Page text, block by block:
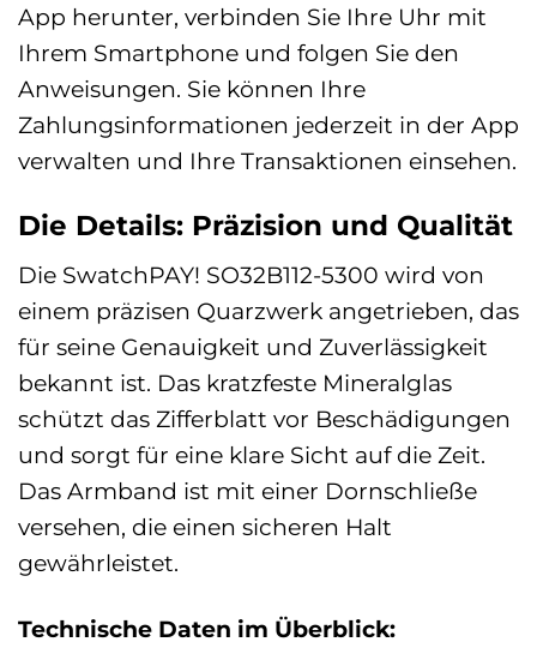
App herunter, verbinden Sie Ihre Uhr mit
Ihrem Smartphone und folgen Sie den
Anweisungen. Sie können Ihre
Zahlungsinformationen jederzeit in der App
verwalten und Ihre Transaktionen einsehen.
Die Details: Präzision und Qualität
Die SwatchPAY! SO32B112-5300 wird von
einem präzisen Quarzwerk angetrieben, das
für seine Genauigkeit und Zuverlässigkeit
bekannt ist. Das kratzfeste Mineralglas
schützt das Zifferblatt vor Beschädigungen
und sorgt für eine klare Sicht auf die Zeit.
Das Armband ist mit einer Dornschließe
versehen, die einen sicheren Halt
gewährleistet.
Technische Daten im Überblick: